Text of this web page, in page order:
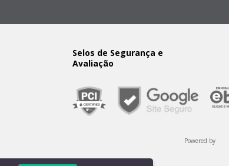
Selos de Segurança e
Avaliação
Powered by